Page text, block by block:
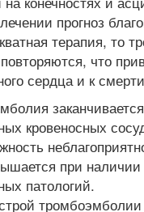
прогноз
терапия, то
что
сердца и к
кровеносных
при
патологий.